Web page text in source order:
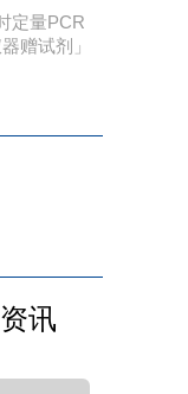
定量PCR
赠试剂」
讯